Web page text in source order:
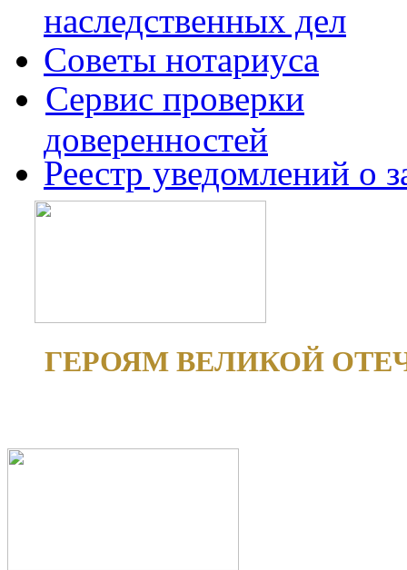
наследственных дел
Советы нотариуса
Сервис проверки
доверенностей
Реестр уведомлений о
ГЕРОЯМ ВЕЛИКОЙ